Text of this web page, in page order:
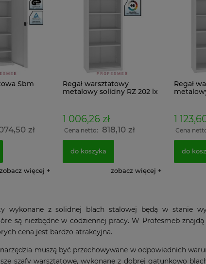
Sbm
zł
zobacz więcej
Regał warsztatowy
metalowy solidny RZ 202 lx
1 006,26 zł
Cena netto: 818,10 zł
do koszyka
zobacz więcej
Regał
1
Cena
do
wykonane z solidnej blach stalowej będą w stanie
są niezbędne w codziennej pracy. W Profesmeb
cena jest bardzo atrakcyjna.
muszą być przechowywane w odpowiednich
szafy warsztatowe, wykonane z dobrej gatunkowo